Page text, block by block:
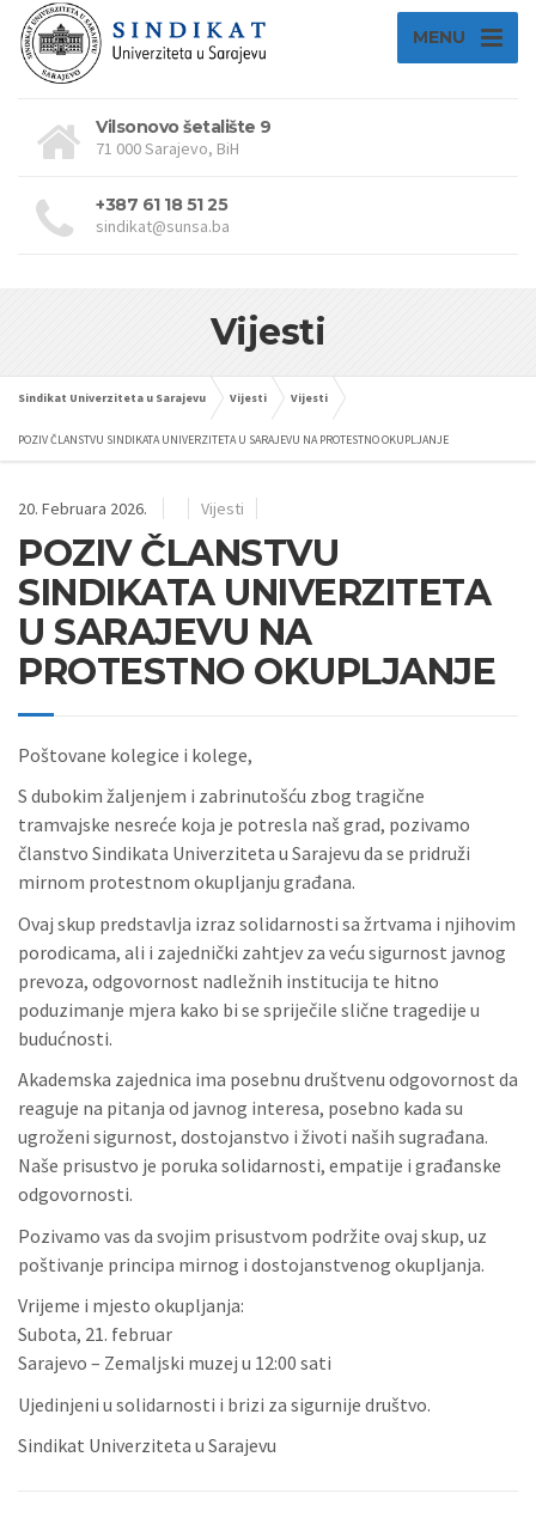
MENU
Vilsonovo šetalište 9
71 000 Sarajevo, BiH
+387 61 18 51 25
sindikat@sunsa.ba
Vijesti
Sindikat Univerziteta u Sarajevu Vijesti Vijesti
POZIV ČLANSTVU SINDIKATA UNIVERZITETA U SARAJEVU NA PROTESTNO OKUPLJANJE
20. Februara 2026. Vijesti
POZIV ČLANSTVU
SINDIKATA UNIVERZITETA
U SARAJEVU NA
PROTESTNO OKUPLJANJE
Poštovane kolegice i kolege,
S dubokim žaljenjem i zabrinutošću zbog tragične
tramvajske nesreće koja je potresla naš grad, pozivamo
članstvo Sindikata Univerziteta u Sarajevu da se pridruži
mirnom protestnom okupljanju građana.
Ovaj skup predstavlja izraz solidarnosti sa žrtvama i njihovim
porodicama, ali i zajednički zahtjev za veću sigurnost javnog
prevoza, odgovornost nadležnih institucija te hitno
poduzimanje mjera kako bi se spriječile slične tragedije u
budućnosti.
Akademska zajednica ima posebnu društvenu odgovornost da
reaguje na pitanja od javnog interesa, posebno kada su
ugroženi sigurnost, dostojanstvo i životi naših sugrađana.
Naše prisustvo je poruka solidarnosti, empatije i građanske
odgovornosti.
Pozivamo vas da svojim prisustvom podržite ovaj skup, uz
poštivanje principa mirnog i dostojanstvenog okupljanja.
Vrijeme i mjesto okupljanja:
Subota, 21. februar
Sarajevo – Zemaljski muzej u 12:00 sati
Ujedinjeni u solidarnosti i brizi za sigurnije društvo.
Sindikat Univerziteta u Sarajevu